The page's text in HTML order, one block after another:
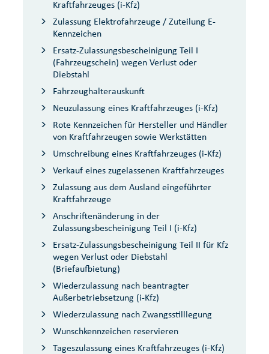
Kraftfahrzeuges (i-Kfz)
Zulassung Elektrofahrzeuge / Zuteilung E-
Kennzeichen
Ersatz-Zulassungsbescheinigung Teil I
(Fahrzeugschein) wegen Verlust oder
Diebstahl
Fahrzeughalterauskunft
Neuzulassung eines Kraftfahrzeuges (i-Kfz)
Rote Kennzeichen für Hersteller und Händler
von Kraftfahrzeugen sowie Werkstätten
Umschreibung eines Kraftfahrzeuges (i-Kfz)
Verkauf eines zugelassenen Kraftfahrzeuges
Zulassung aus dem Ausland eingeführter
Kraftfahrzeuge
Anschriftenänderung in der
Zulassungsbescheinigung Teil I (i-Kfz)
Ersatz-Zulassungsbescheinigung Teil II für Kfz
wegen Verlust oder Diebstahl
(Briefaufbietung)
Wiederzulassung nach beantragter
Außerbetriebsetzung (i-Kfz)
Wiederzulassung nach Zwangsstilllegung
Wunschkennzeichen reservieren
Tageszulassung eines Kraftfahrzeuges (i-Kfz)